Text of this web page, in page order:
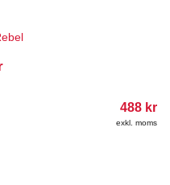
488 kr
exkl. moms